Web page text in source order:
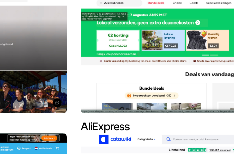
AliExpress